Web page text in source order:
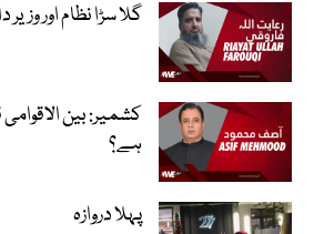
گلا سڑا نظام اور
کشمیر: بین الاقوامی
ہے؟
پہلا دروازہ